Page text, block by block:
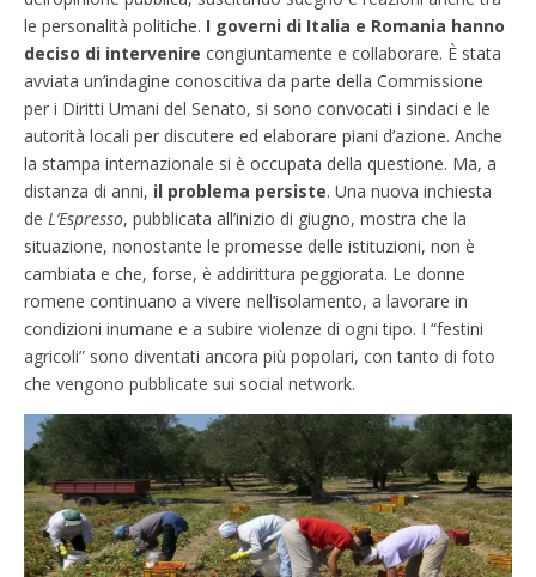
le personalità politiche. I governi di Italia e Romania hanno
deciso di intervenire congiuntamente e collaborare. È stata
avviata un’indagine conoscitiva da parte della Commissione
per i Diritti Umani del Senato, si sono convocati i sindaci e le
autorità locali per discutere ed elaborare piani d’azione. Anche
la stampa internazionale si è occupata della questione. Ma, a
distanza di anni, il problema persiste. Una nuova inchiesta
de L’Espresso, pubblicata all’inizio di giugno, mostra che la
situazione, nonostante le promesse delle istituzioni, non è
cambiata e che, forse, è addirittura peggiorata. Le donne
romene continuano a vivere nell’isolamento, a lavorare in
condizioni inumane e a subire violenze di ogni tipo. I “festini
agricoli” sono diventati ancora più popolari, con tanto di foto
che vengono pubblicate sui social network.